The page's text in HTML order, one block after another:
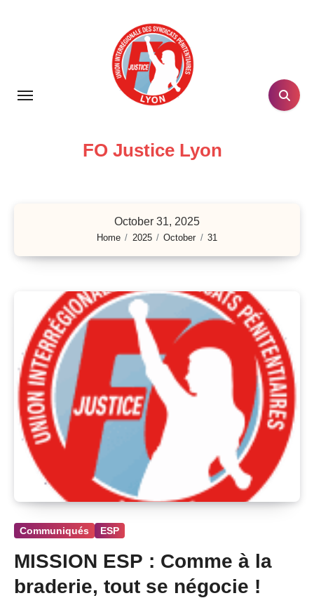
FO Justice Lyon
October 31, 2025
Home 2025 October 31
Communiqués ESP
MISSION ESP : Comme à la
braderie, tout se négocie !